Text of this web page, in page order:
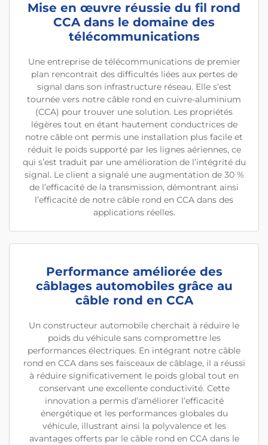
Mise en œuvre réussie du fil rond
CCA dans le domaine des
télécommunications
Une entreprise de télécommunications de premier
plan rencontrait des difficultés liées aux pertes de
signal dans son infrastructure réseau. Elle s’est
tournée vers notre câble rond en cuivre-aluminium
(CCA) pour trouver une solution. Les propriétés
légères tout en étant hautement conductrices de
notre câble ont permis une installation plus facile et
réduit le poids supporté par les lignes aériennes, ce
qui s’est traduit par une amélioration de l’intégrité du
signal. Le client a signalé une augmentation de 30 %
de l’efficacité de la transmission, démontrant ainsi
l’efficacité de notre câble rond en CCA dans des
applications réelles.
Performance améliorée des
câblages automobiles grâce au
câble rond en CCA
Un constructeur automobile cherchait à réduire le
poids du véhicule sans compromettre les
performances électriques. En intégrant notre câble
rond en CCA dans ses faisceaux de câblage, il a réussi
à réduire significativement le poids global tout en
conservant une excellente conductivité. Cette
innovation a permis d’améliorer l’efficacité
énergétique et les performances globales du
véhicule, illustrant ainsi la polyvalence et les
avantages offerts par le câble rond en CCA dans le